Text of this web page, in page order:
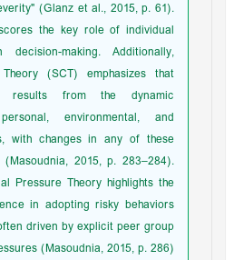
(Glanz et al., 2015, p. 61).
the key role of individual
making. Additionally,
(SCT) emphasizes that
results from the dynamic
environmental, and
with changes in any of these
(Masoudnia, 2015, p. 283–284).
Pressure Theory highlights the
in adopting risky behaviors
driven by explicit peer group
(Masoudnia, 2015, p. 286).